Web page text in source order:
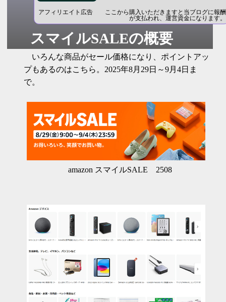
アフィリエイト広告 ここから購入いただきますと当ブログに報酬
が支払われ、運営資金になります。
スマイルSALEの概要
いろんな商品がセール価格になり、ポイントアッ
プもあるのはこちら。2025年8月29日～9月4日ま
で。
amazon スマイルSALE 2508